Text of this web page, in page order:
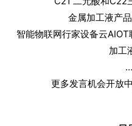
金属加工液产
智能物联网行家设备云
加工
更多发言机会开放